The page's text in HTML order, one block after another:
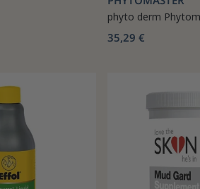
phyto derm
35,29 €